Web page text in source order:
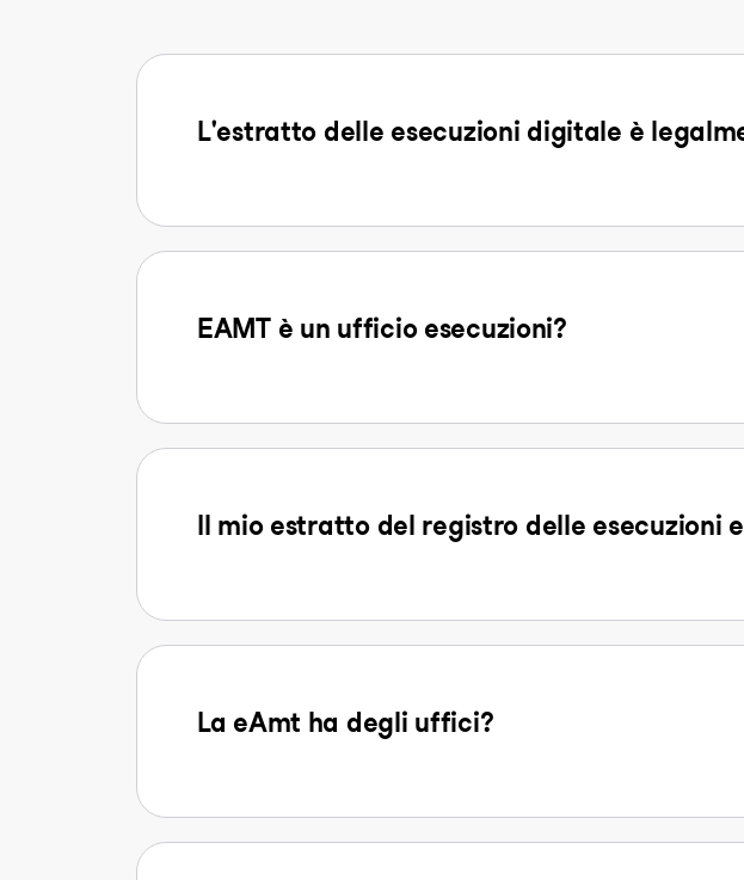
L'estratto delle esecuzioni digitale è
EAMT è un ufficio esecuzioni?
Il mio estratto del registro delle esecuzioni
La eAmt ha degli uffici?